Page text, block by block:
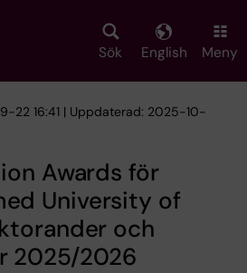
Sök English Meny
22 16:41 | Uppdaterad: 2025-10-
Awards för
University of
och
2025/2026